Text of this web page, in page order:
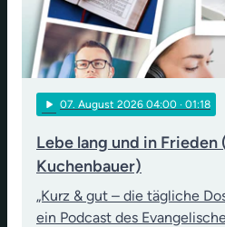
play_arrow 07. August 2026 04:00 · 01:18
Lebe lang und in Frieden
Kuchenbauer)
„Kurz & gut – die tägliche
ein Podcast des